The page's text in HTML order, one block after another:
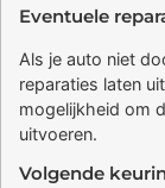
Eventuele
Als je auto niet
reparaties laten
mogelijkheid om
uitvoeren.
Volgende